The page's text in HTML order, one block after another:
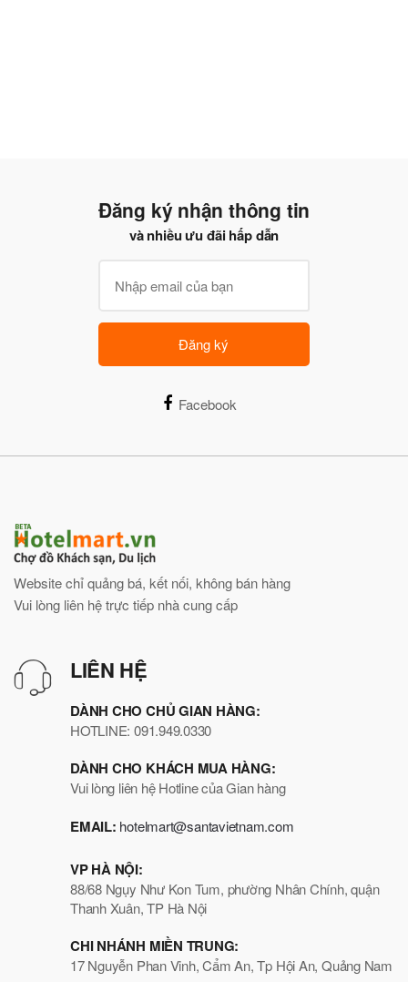
Đăng ký nhận thông tin
và nhiều ưu đãi hấp dẫn
Đăng ký
Facebook
Website chỉ quảng bá, kết nối, không bán hàng
Vui lòng liên hệ trực tiếp nhà cung cấp
LIÊN HỆ
DÀNH CHO CHỦ GIAN HÀNG:
HOTLINE: 091.949.0330
DÀNH CHO KHÁCH MUA HÀNG:
Vui lòng liên hệ Hotline của Gian hàng
EMAIL: hotelmart@santavietnam.com
VP HÀ NỘI:
88/68 Ngụy Như Kon Tum, phường Nhân Chính, quận
Thanh Xuân, TP Hà Nội
CHI NHÁNH MIỀN TRUNG:
17 Nguyễn Phan Vinh, Cẩm An, Tp Hội An, Quảng Nam